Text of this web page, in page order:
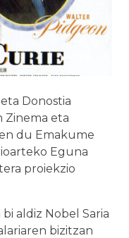
Donostia
Zinema eta
du Emakume
Eguna
proiekzio
aldiz Nobel Saria
bizitzan